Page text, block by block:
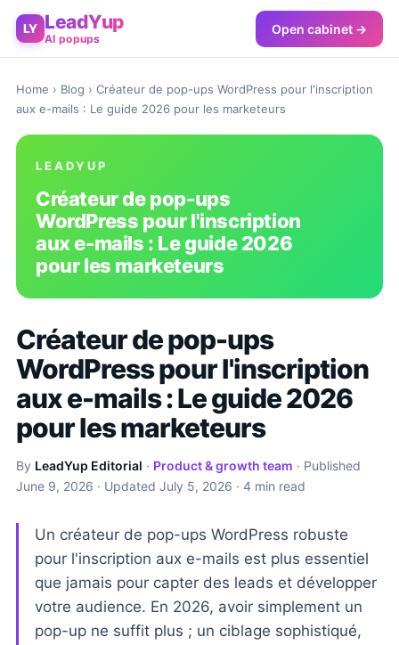
LY LeadYup
AI popups
Open cabinet →
Home › Blog › Créateur de pop-ups WordPress pour l'inscription
aux e-mails : Le guide 2026 pour les marketeurs
LEADYUP
Créateur de pop-ups
WordPress pour l'inscription
aux e-mails : Le guide 2026
pour les marketeurs
Créateur de pop-ups
WordPress pour l'inscription
aux e-mails : Le guide 2026
pour les marketeurs
By LeadYup Editorial · Product & growth team · Published
June 9, 2026 · Updated July 5, 2026 · 4 min read
Un créateur de pop-ups WordPress robuste
pour l'inscription aux e-mails est plus essentiel
que jamais pour capter des leads et développer
votre audience. En 2026, avoir simplement un
pop-up ne suffit plus ; un ciblage sophistiqué,